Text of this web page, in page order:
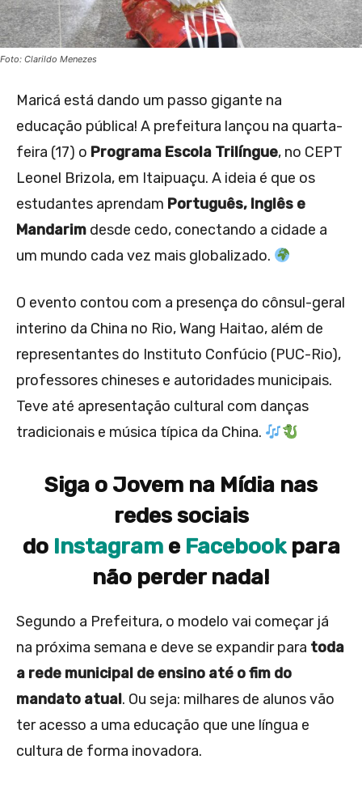
Foto: Clarildo Menezes
Maricá está dando um passo gigante na
educação pública! A prefeitura lançou na quarta-
feira (17) o Programa Escola Trilíngue, no CEPT
Leonel Brizola, em Itaipuaçu. A ideia é que os
estudantes aprendam Português, Inglês e
Mandarim desde cedo, conectando a cidade a
um mundo cada vez mais globalizado.
O evento contou com a presença do cônsul-geral
interino da China no Rio, Wang Haitao, além de
representantes do Instituto Confúcio (PUC-Rio),
professores chineses e autoridades municipais.
Teve até apresentação cultural com danças
tradicionais e música típica da China.
Siga o Jovem na Mídia nas
redes sociais
do Instagram e Facebookpara
não perder nada!
Segundo a Prefeitura, o modelo vai começar já
na próxima semana e deve se expandir para toda
a rede municipal de ensino até o fim do
mandato atual. Ou seja: milhares de alunos vão
ter acesso a uma educação que une língua e
cultura de forma inovadora.